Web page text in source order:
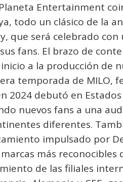
Entertainment
todo un clásico de la
que será celebrado
fans. El brazo de
a la producción de
temporada de MILO,
2024 debutó en
nuevos fans a una
diferentes.
impulsado por
más reconocibles
de las filiales